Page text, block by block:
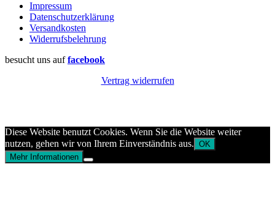
Impressum
Datenschutzerklärung
Versandkosten
Widerrufsbelehrung
besucht uns auffacebook
Vertrag widerrufen
Diese Website benutzt Cookies. Wenn Sie die Website weiter
nutzen, gehen wir von Ihrem Einverständnis aus. OK
Mehr Informationen